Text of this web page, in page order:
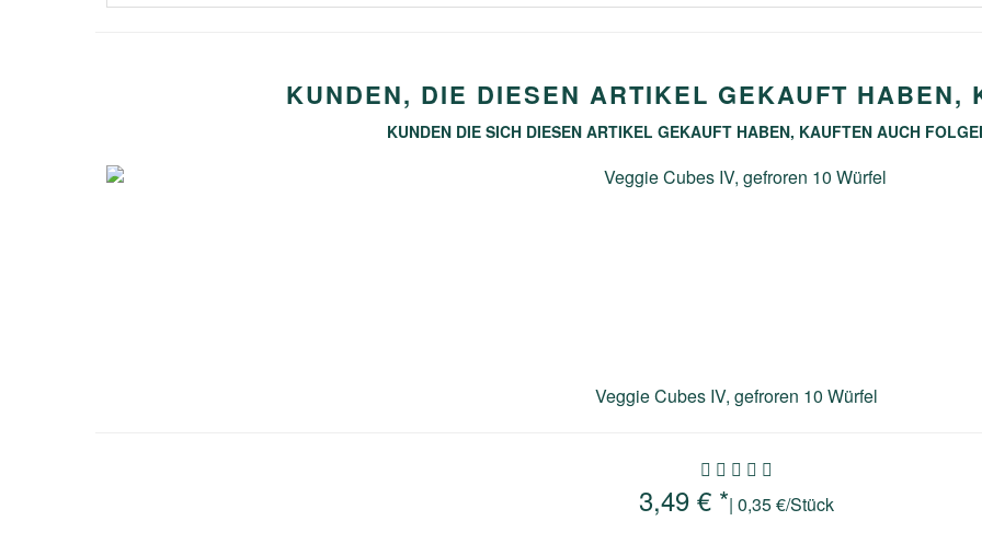
KUNDEN, DIE DIESEN ARTIKEL GEKAUFT HABEN,
KUNDEN DIE SICH DIESEN ARTIKEL GEKAUFT HABEN, KAUFTEN AUCH
Veggie Cubes IV, gefroren 10 Würfel
3,49 € *| 0,35 €/Stück